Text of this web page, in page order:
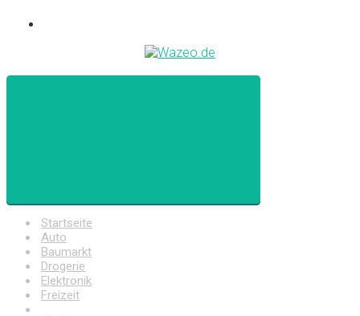
Startseite
Auto
Baumarkt
Drogerie
Elektronik
Freizeit